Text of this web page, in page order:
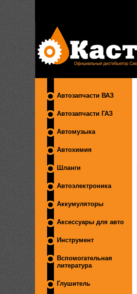
Автозапчасти ВАЗ
Автозапчасти ГАЗ
Автомузыка
Автохимия
Шланги
Автоэлектроника
Аккумуляторы
Аксессуары для авто
Инструмент
Вспомогательная
литература
Глушитель